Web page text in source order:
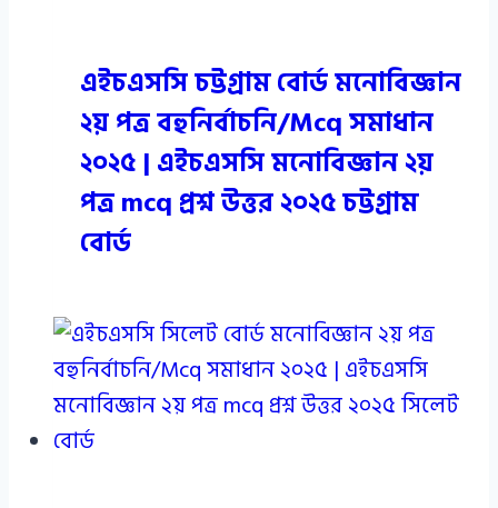
এইচএসসি চট্টগ্রাম বোর্ড মনোবিজ্ঞান
২য় পত্র বহুনির্বাচনি/Mcq সমাধান
২০২৫ | এইচএসসি মনোবিজ্ঞান ২য়
পত্র mcq প্রশ্ন উত্তর ২০২৫ চট্টগ্রাম
বোর্ড